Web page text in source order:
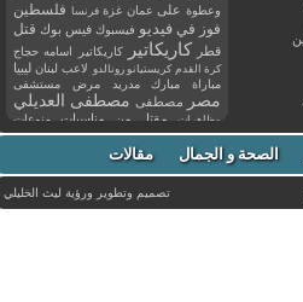
وعطوة على عمان غزة فرنسا فلسطين
فوز في فيديو فيسبوك فيس بوك قتل
قطر كاريكاتير كاريكاتير اسامه حجاج
كرة القدم كريستيانو رونالدو لاعب لبنان ليبيا
مباراة مبارك مدريد مرض مستشفى
مصر مصطفى مصطفى العديلي
مظاهرات مقتل من مناسبات
منوعات
مواليد
موت ميسي ميلان نادي نشر
وفاة وفيات يوتيوب الصحة و الجمال مقالات
تصميم وتطوير ورؤيةليث الخليلي